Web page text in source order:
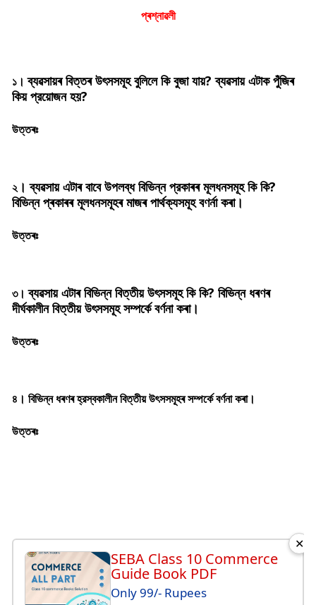
প্ৰশ্নাৱলী
১।ব্যৱসায়ৰ বিত্তৰ উৎসসমূহ বুলিলে কি বুজা যায়? ব্যৱসায় এটাক পুঁজিৰ
কিয় প্রয়োজন হয়?
উত্তৰঃ
২। ব্যৱসায় এটাৰ বাবে উপলব্ধ বিভিন্ন প্রকাৰৰ মূলধনসমূহ কি কি?
বিভিন্ন প্ৰকাৰৰ মূলধনসমূহৰ মাজৰ পাৰ্থক্যসমূহ বণর্না কৰা।
উত্তৰঃ
৩।ব্যৱসায় এটাৰ বিভিন্ন বিত্তীয় উৎসসমূহ কি কি? বিভিন্ন ধৰণৰ
দীর্ঘকালীন বিত্তীয় উৎসসমূহ সম্পর্কে বর্ণনা কৰা।
উত্তৰঃ
৪। বিভিন্ন ধৰণৰ হ্রস্বকালীন বিত্তীয় উৎসসমূহৰ সম্পৰ্কে বর্ণনা কৰা।
উত্তৰঃ
SEBA Class 10 Commerce
Guide Book PDF
Only 99/- Rupees
✕